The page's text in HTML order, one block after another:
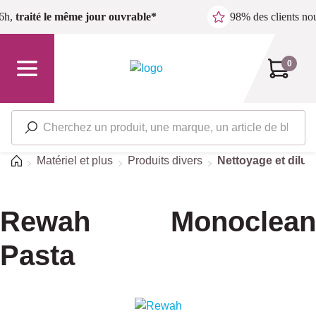
Passer au contenu principal
traité le même jour ouvrable* 98% des clients
0
Accueil
Matériel et plus Produits divers Nettoyage et
Rewah Monoclean
Pasta